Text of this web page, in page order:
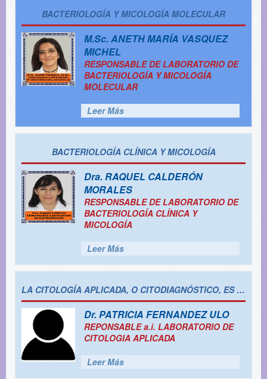
BACTERIOLOGÍA Y MICOLOGÍA MOLECULAR
M.Sc. ANETH MARÍA VASQUEZ
MICHEL
RESPONSABLE DE LABORATORIO DE
BACTERIOLOGÍA Y MICOLOGÍA
MOLECULAR
Leer Más
BACTERIOLOGÍA CLÍNICA Y MICOLOGÍA
Dra. RAQUEL CALDERÓN
MORALES
RESPONSABLE DE LABORATORIO DE
BACTERIOLOGÍA CLÍNICA Y
MICOLOGÍA
Leer Más
LA CITOLOGÍA APLICADA, O CITODIAGNÓSTICO, ES EL ESTUDIO DE LAS CÉLULAS CON EL OBJETIVO DE IDENTIFICAR ANOMALÍAS O ALTERACIONES QUE PUEDAN INDICAR LA PRESENCIA DE ENFERMEDADES, PRINCIPALMENTE CÁNCER, PERO TAMBIÉN INFECCIONES Y OTRAS AFECCIONES. SE REALIZA MEDIANTE LA RECOLECCIÓN DE MUESTRAS DE CÉLULAS DE DIFERENTES PARTES DEL CUERPO Y SU POSTERIOR ANÁLISIS BAJO UN MICROSCOPIO.
Dr. PATRICIA FERNANDEZ ULO
REPONSABLE a.i. LABORATORIO DE
CITOLOGIA APLICADA
Leer Más